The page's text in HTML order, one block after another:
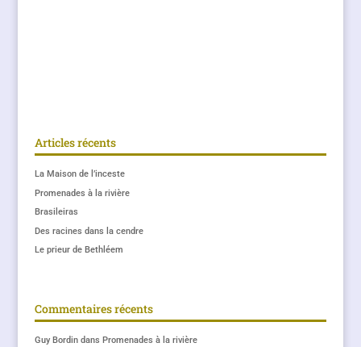
Articles récents
La Maison de l’inceste
Promenades à la rivière
Brasileiras
Des racines dans la cendre
Le prieur de Bethléem
Commentaires récents
Guy Bordindans Promenades à la rivière